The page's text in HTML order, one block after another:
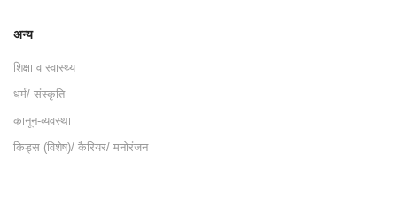
अन्य
शिक्षा व स्वास्थ्य
धर्म/ संस्कृति
कानून-व्यवस्था
किड्स (विशेष)/ कैरियर/ मनोरंजन